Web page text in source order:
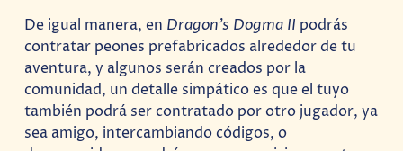
De igual manera, en Dragon’s Dogma II podrás
contratar peones prefabricados alrededor de tu
aventura, y algunos serán creados por la
comunidad, un detalle simpático es que el tuyo
también podrá ser contratado por otro jugador, ya
sea amigo, intercambiando códigos, o